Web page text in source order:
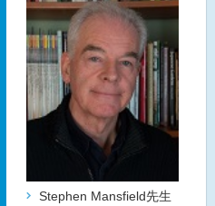
Stephen Mansfield先生